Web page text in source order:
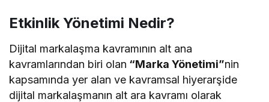
Etkinlik Yönetimi Nedir?
Dijital markalaşma kavramının alt ana
kavramlarından biri olan “Marka Yönetimi”nin
kapsamında yer alan ve kavramsal hiyerarşide
dijital markalaşmanın alt ara kavramı olarak